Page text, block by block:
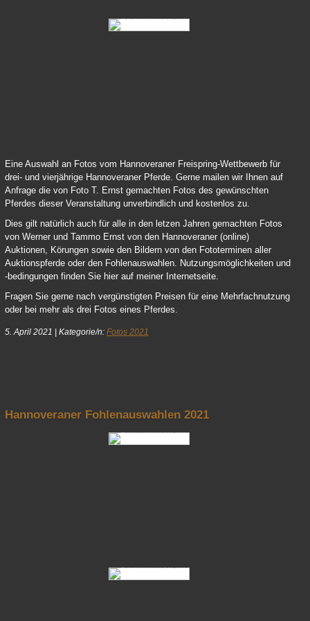
83 Samy Deluxe 04
84 Lord Pezi Junior Chacco Blue 04
Eine Auswahl an Fotos vom Hannoveraner Freispring-Wettbewerb für
drei- und vierjährige Hannoveraner Pferde. Gerne mailen wir Ihnen auf
Anfrage die von Foto T. Ernst gemachten Fotos des gewünschten
Pferdes dieser Veranstaltung unverbindlich und kostenlos zu.
Dies gilt natürlich auch für alle in den letzen Jahren gemachten Fotos
von Werner und Tammo Ernst von den Hannoveraner (online)
Auktionen, Körungen sowie den Bildern von den Fototerminen aller
Auktionspferde oder den Fohlenauswahlen. Nutzungsmöglichkeiten und
-bedingungen finden Sie hier auf meiner Internetseite.
Fragen Sie gerne nach vergünstigten Preisen für eine Mehrfachnutzung
oder bei mehr als drei Fotos eines Pferdes.
5. April 2021 Kategorie/n: Fotos 2021
Hannoveraner Fohlenauswahlen 2021
Fotos Hannoveraner Fohlenauswahlen 2021 04